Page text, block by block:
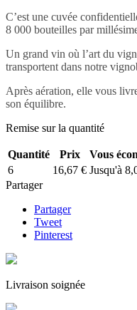
C’est une cuvée
8 000 bouteilles par
Un grand vin où l’art du
transportent dans notre
Après aération, elle vous
son équilibre.
Remise sur la quantité
Quantité Prix
Vous
6
16,67 € Jusqu'à
Partager
Partager
Tweet
Pinterest
Livraison soignée